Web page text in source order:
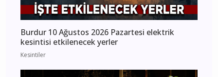
Burdur 10 Ağustos 2026 Pazartesi elektrik
kesintisi etkilenecek yerler
Kesintiler